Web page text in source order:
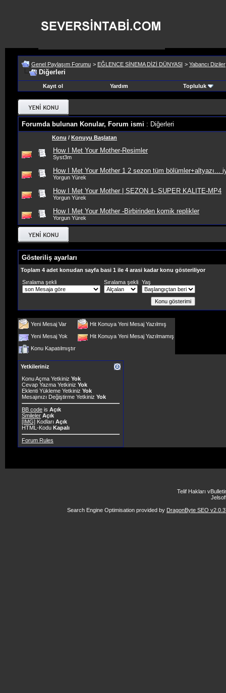
Genel Paylaşım Forumu > EĞLENCE SİNEMA DİZİ DÜNYASI > Yabancı Diziler
Diğerleri
Kayıt ol Yardım Topluluk
Forumda bulunan Konular, Forum ismi : Diğerleri
Konu / Konuyu Başlatan
How I Met Your Mother-Resimler
Syst3m
How I Met Your Mother 1 2 sezon tüm bölümler+altyazı...
Yorgun Yürek
How I Met Your Mother | SEZON 1- SUPER KALITE-MP4
Yorgun Yürek
How I Met Your Mother -Birbirinden komik replikler
Yorgun Yürek
Gösteriliş ayarları
Toplam 4 adet konudan sayfa basi 1 ile 4 arasi kadar konu gösteriliyor
Sıralama şekli
Sıralama şekli Yaş
Yeni Mesaj Var
Hit Konuya Yeni Mesaj Yazılmış
Yeni Mesaj Yok
Hit Konuya Yeni Mesaj Yazılmamış
Konu Kapatılmıştır
Yetkileriniz
Konu Açma Yetkiniz Yok
Cevap Yazma Yetkiniz Yok
Eklenti Yükleme Yetkiniz Yok
Mesajınızı Değiştirme Yetkiniz Yok
BB code is Açık
Smileler Açık
[IMG] Kodları Açık
HTML-Kodu Kapalı
Forum Rules
Telif Hakları
Search Engine Optimisation provided by DragonByte SEO